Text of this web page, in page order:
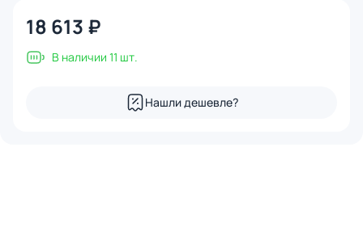
18 613 ₽
В наличии 11 шт.
Нашли дешевле?